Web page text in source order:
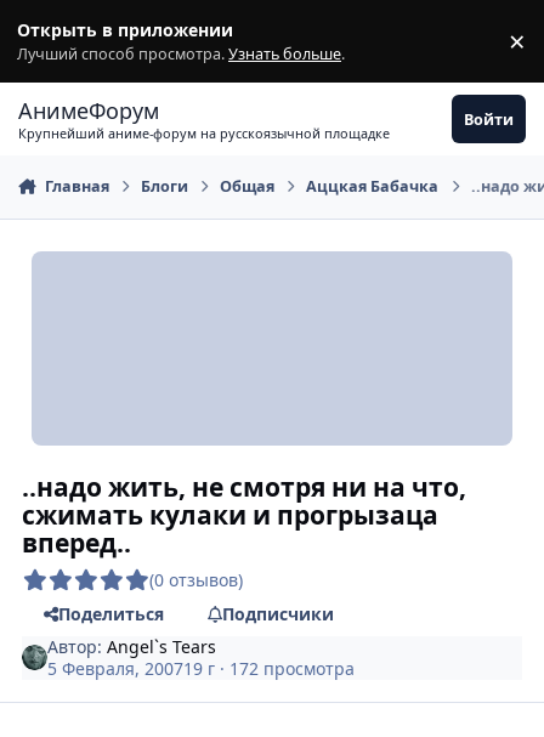
Открыть в приложении
Лучший способ просмотра.Узнать больше. ×
АнимеФорум
Крупнейший аниме-форум на русскоязычной площадке
Войти
Главная Блоги Общая Аццкая Бабачка ..надо
..надо жить, не смотря ни на что,
сжимать кулаки и прогрызаца
вперед..
(0 отзывов)
Поделиться
Подписчики
Автор:Angel`s Tears
5 Февраля, 200719 г · 172 просмотра